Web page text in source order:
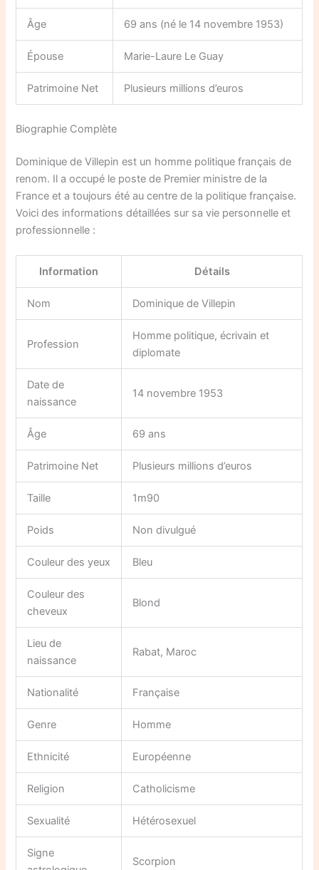
Âge 69 ans (né le 14 novembre 1953)
Épouse Marie-Laure Le Guay
Patrimoine Net Plusieurs millions d’euros
Biographie Complète
Dominique de Villepin est un homme politique français de
renom. Il a occupé le poste de Premier ministre de la
France et a toujours été au centre de la politique française.
Voici des informations détaillées sur sa vie personnelle et
professionnelle :
Information Détails
Nom Dominique de Villepin
Profession
Homme politique, écrivain et
diplomate
Date de
naissance
14 novembre 1953
Âge 69 ans
Patrimoine Net Plusieurs millions d’euros
Taille 1m90
Poids Non divulgué
Couleur des yeux Bleu
Couleur des
cheveux
Blond
Lieu de
naissance
Rabat, Maroc
Nationalité Française
Genre Homme
Ethnicité Européenne
Religion Catholicisme
Sexualité Hétérosexuel
Signe
Scorpion